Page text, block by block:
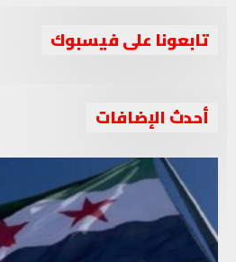
تابعونا على فيسبوك
أحدث الإضافات